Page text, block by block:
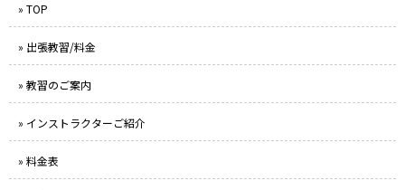
» TOP
» 出張教習/料金
» 教習のご案内
» インストラクターご紹介
» 料金表